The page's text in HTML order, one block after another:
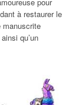
pour
à restaurer le
manuscrite
qu’un